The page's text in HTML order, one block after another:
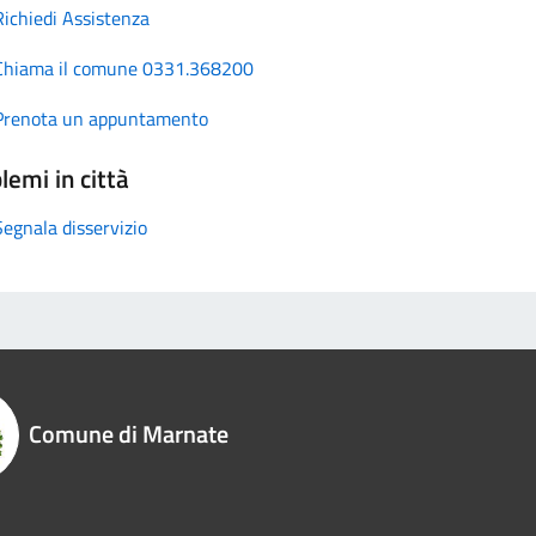
Assistenza
il comune 0331.368200
un appuntamento
in città
disservizio
Comune di Marnate